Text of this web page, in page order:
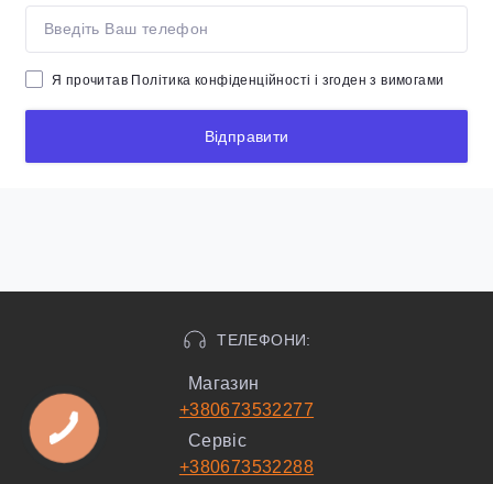
Я прочитав Політика конфіденційності і згоден з вимогами
Відправити
ТЕЛЕФОНИ:
Магазин
+380673532277
Сервіс
+380673532288